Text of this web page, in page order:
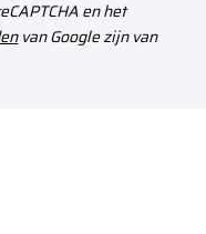
en het
van Google zijn van